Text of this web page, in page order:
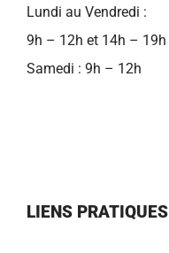
Lundi au Vendredi :
9h – 12h et 14h – 19h
Samedi : 9h – 12h
LIENS PRATIQUES